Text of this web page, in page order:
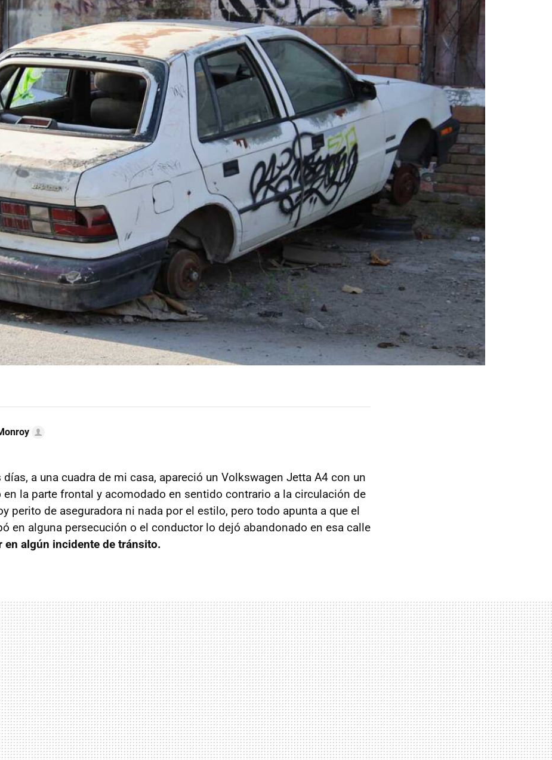
días, a una cuadra de mi casa, apareció un Volkswagen Jetta A4 con un
la parte frontal y acomodado en sentido contrario a la circulación de
perito de aseguradora ni nada por el estilo, pero todo apunta a que el
en alguna persecución o el conductor lo dejó abandonado en esa calle
en algún incidente de tránsito.